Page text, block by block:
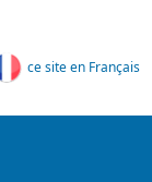
ce site en Français